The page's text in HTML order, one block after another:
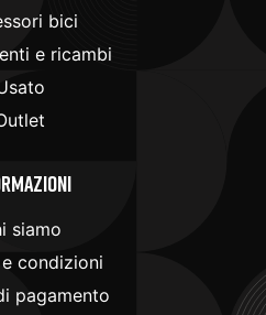
bici
e ricambi
siamo
condizioni
pagamento